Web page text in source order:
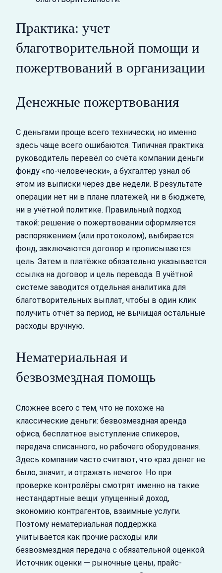
Практика: учет
благотворительной помощи и
пожертвований в организации
Денежные пожертвования
С деньгами проще всего технически, но именно
здесь чаще всего ошибаются. Типичная практика:
руководитель перевёл со счёта компании деньги
фонду «по-человечески», а бухгалтер узнал об
этом из выписки через две недели. В результате
операции нет ни в плане платежей, ни в бюджете,
ни в учётной политике. Правильный подход
такой: решение о пожертвовании оформляется
распоряжением (или протоколом), выбирается
фонд, заключаются договор и прописывается
цель. Затем в платёжке обязательно указывается
ссылка на договор и цель перевода. В учётной
системе заводится отдельная аналитика для
благотворительных выплат, чтобы в один клик
получить отчёт за период, не вычищая остальные
расходы вручную.
Нематериальная и
безвозмездная помощь
Сложнее всего с тем, что не похоже на
классические деньги: безвозмездная аренда
офиса, бесплатное выступление спикеров,
передача списанного, но рабочего оборудования.
Здесь компании часто считают, что «раз денег не
было, значит, и отражать нечего». Но при
проверке контролёры смотрят именно на такие
нестандартные вещи: упущенный доход,
экономию контрагентов, взаимные услуги.
Поэтому нематериальная поддержка
учитывается как прочие расходы или
безвозмездная передача с обязательной оценкой.
Источник оценки — рыночные цены, прайс-